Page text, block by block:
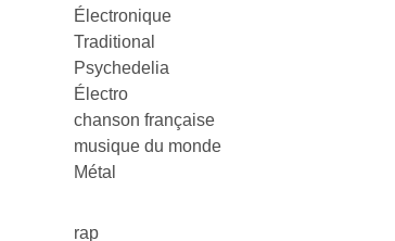
Électronique
Traditional
Psychedelia
Électro
chanson française
musique du monde
Métal
rap